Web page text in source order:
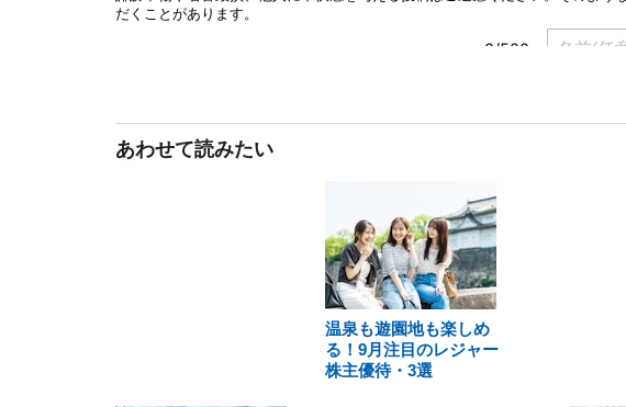
あわせて読みたい
温泉も遊園地も楽しめ
る！9月注目のレジャー
株主優待・3選